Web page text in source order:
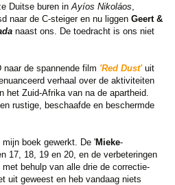
Duitse buren in Ayíos Nikoláos
naar de C-steiger en nu liggen Geert &
naast ons. De toedracht is ons niet
de spannende film 'Red Dust' uit
verhaal over de aktiviteiten
het Zuid-Afrika van na de apartheid.
rustige, beschaafde en beschermde
mijn boek gewerkt. De 'Mieke-
17, 18, 19 en 20, en de verbeteringen
behulp van alle drie de correctie-
uit geweest en heb vandaag niets